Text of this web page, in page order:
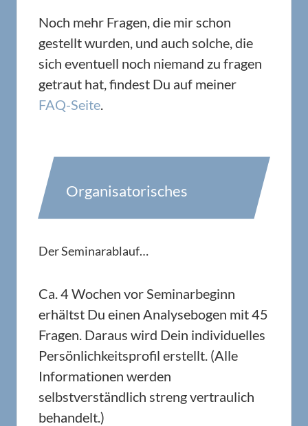
Noch mehr Fragen, die mir schon
gestellt wurden, und auch solche, die
sich eventuell noch niemand zu fragen
getraut hat, findest Du auf meiner
FAQ-Seite
Organisatorisches
Der Seminarablauf…
Ca. 4 Wochen vor Seminarbeginn
erhältst Du einen Analysebogen mit 45
Fragen. Daraus wird Dein individuelles
Persönlichkeitsprofil erstellt. (Alle
Informationen werden
selbstverständlich streng vertraulich
behandelt.)